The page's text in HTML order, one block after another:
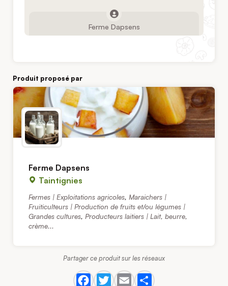
Ferme Dapsens
Produit proposé par
Ferme Dapsens
Taintignies
Fermes | Exploitations agricoles, Maraichers |
Fruiticulteurs | Production de fruits et/ou légumes |
Grandes cultures, Producteurs laitiers | Lait, beurre,
crème...
Partager ce produit sur les réseaux